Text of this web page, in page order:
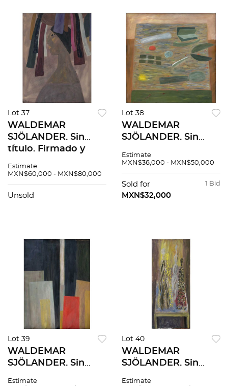
Lot 37
WALDEMAR
SJÖLANDER. Sin
título. Firmado y
Gouache sobre
Estimate
MXN$60,000 - MXN$80,000
Unsold
Lot 38
WALDEMAR
SJÖLANDER. Sin
fechado 1971. Óleo
95.5 cm.
Estimate
MXN$36,000 - MXN$50,000
1 Bid
Sold for
MXN$32,000
Lot 39
WALDEMAR
SJÖLANDER. Sin
Estimate
Lot 40
WALDEMAR
SJÖLANDER. Sin
Estimate